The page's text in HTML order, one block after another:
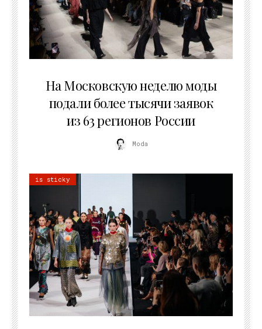
На Московскую неделю моды
подали более тысячи заявок
из 63 регионов России
Moda
is sticky